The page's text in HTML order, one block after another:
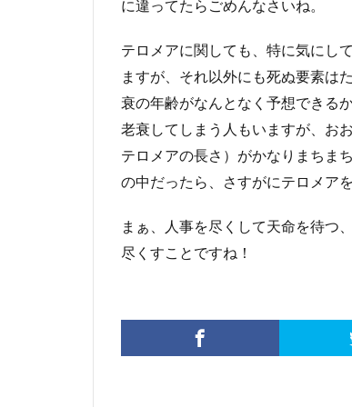
に違ってたらごめんなさいね。
テロメアに関しても、特に気にし
ますが、それ以外にも死ぬ要素は
衰の年齢がなんとなく予想できる
老衰してしまう人もいますが、お
テロメアの長さ）がかなりまちま
の中だったら、さすがにテロメア
まぁ、人事を尽くして天命を待つ
尽くすことですね！